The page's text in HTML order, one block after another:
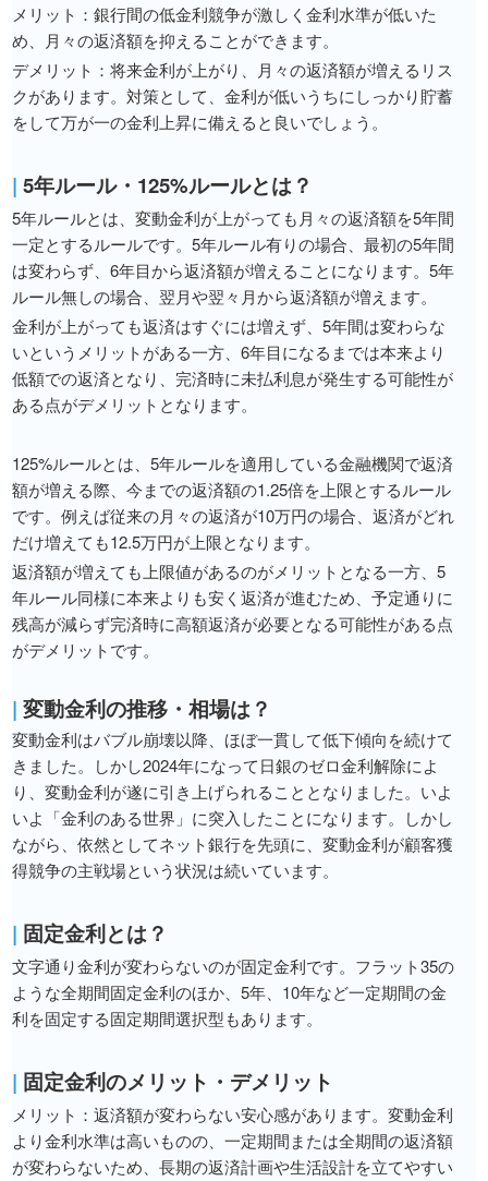
メリット：銀行間の低金利競争が激しく金利水準が低いた
め、月々の返済額を抑えることができます。
デメリット：将来金利が上がり、月々の返済額が増えるリス
クがあります。対策として、金利が低いうちにしっかり貯蓄
をして万が一の金利上昇に備えると良いでしょう。
| 5年ルール・125%ルールとは？
5年ルールとは、変動金利が上がっても月々の返済額を5年間
一定とするルールです。5年ルール有りの場合、最初の5年間
は変わらず、6年目から返済額が増えることになります。5年
ルール無しの場合、翌月や翌々月から返済額が増えます。
金利が上がっても返済はすぐには増えず、5年間は変わらな
いというメリットがある一方、6年目になるまでは本来より
低額での返済となり、完済時に未払利息が発生する可能性が
ある点がデメリットとなります。
125%ルールとは、5年ルールを適用している金融機関で返済
額が増える際、今までの返済額の1.25倍を上限とするルール
です。例えば従来の月々の返済が10万円の場合、返済がどれ
だけ増えても12.5万円が上限となります。
返済額が増えても上限値があるのがメリットとなる一方、5
年ルール同様に本来よりも安く返済が進むため、予定通りに
残高が減らず完済時に高額返済が必要となる可能性がある点
がデメリットです。
| 変動金利の推移・相場は？
変動金利はバブル崩壊以降、ほぼ一貫して低下傾向を続けて
きました。しかし2024年になって日銀のゼロ金利解除によ
り、変動金利が遂に引き上げられることとなりました。いよ
いよ「金利のある世界」に突入したことになります。しかし
ながら、依然としてネット銀行を先頭に、変動金利が顧客獲
得競争の主戦場という状況は続いています。
| 固定金利とは？
文字通り金利が変わらないのが固定金利です。フラット35の
ような全期間固定金利のほか、5年、10年など一定期間の金
利を固定する固定期間選択型もあります。
| 固定金利のメリット・デメリット
メリット：返済額が変わらない安心感があります。変動金利
より金利水準は高いものの、一定期間または全期間の返済額
が変わらないため、長期の返済計画や生活設計を立てやすい